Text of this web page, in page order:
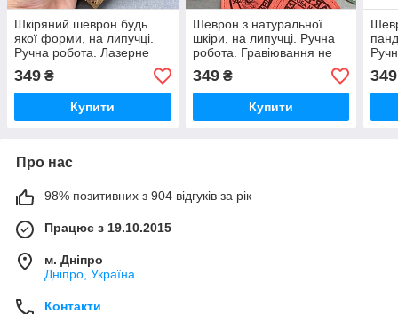
Шкіряний шеврон будь
якої форми, на липучці.
Ручна робота. Лазерне
гравіювання не
стирається. Швидка
відправка. Зроблено з
349 ₴
Купити
Шеврон з натуральної
шкіри, на липучці. Ручна
робота. Гравіювання не
стирається. Швидка
відправка.
349₴
Купити
349
Про нас
98% позитивних з 904 відгуків за рік
Працює з 19.10.2015
м. Дніпро
Дніпро, Україна
Контакти